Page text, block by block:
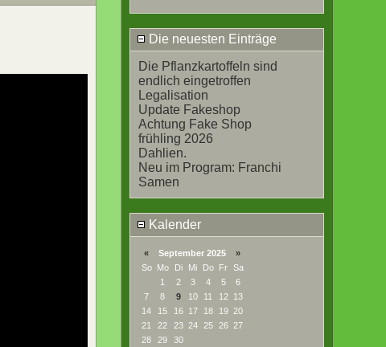
Die neuesten Einträge
Die Pflanzkartoffeln sind
endlich eingetroffen
Legalisation
Update Fakeshop
Achtung Fake Shop
frühling 2026
Dahlien.
Neu im Program: Franchi
Samen
Kalender
« September 2025
»
So Mo Di Mi Do Fr Sa
1
2 3 4 5
6
7
8 9 10 11 12 13
14
15 16 17 18 19 20
21
22 23 24 25 26 27
28
29
30